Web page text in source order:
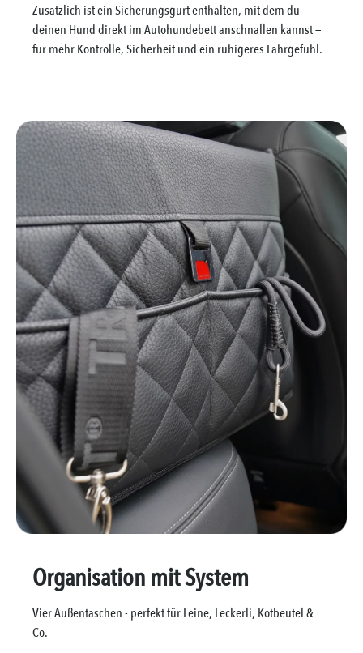
Zusätzlich ist ein Sicherungsgurt enthalten, mit dem du
deinen Hund direkt im Autohundebett anschnallen kannst —
für mehr Kontrolle, Sicherheit und ein ruhigeres Fahrgefühl.
Organisation mit System
Vier Außentaschen - perfekt für Leine, Leckerli, Kotbeutel &
Co.